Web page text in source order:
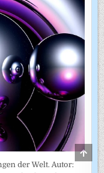
der Welt. Autor:
TO
TOP